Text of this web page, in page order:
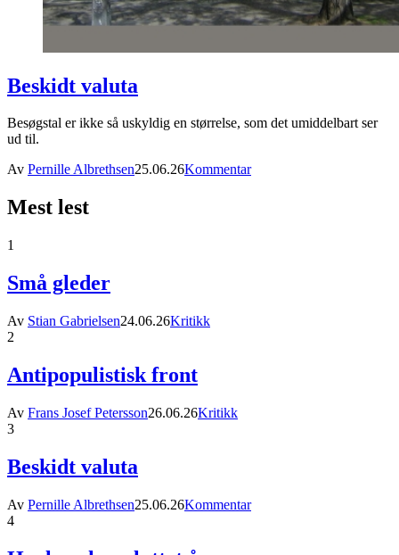
Beskidt valuta
Besøgstal er ikke så uskyldig en størrelse, som det umiddelbart ser
ud til.
Av Pernille Albrethsen25.06.26Kommentar
Mest lest
1
Små gleder
Av Stian Gabrielsen24.06.26Kritikk
2
Antipopulistisk front
Av Frans Josef Petersson26.06.26Kritikk
3
Beskidt valuta
Av Pernille Albrethsen25.06.26Kommentar
4